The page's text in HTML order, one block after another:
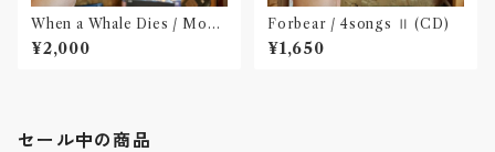
When a Whale Dies / Moby
Dick(CD)
¥2,000
Forbear / 4songs Ⅱ (CD)
¥1,650
セール中の商品